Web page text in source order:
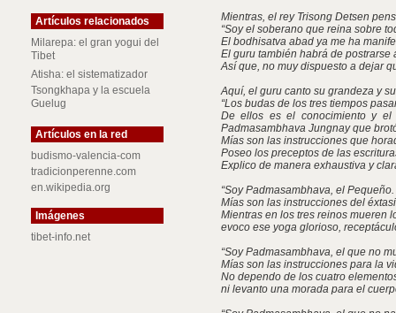
Mientras, el rey Trisong Detsen
“Soy el soberano que reina sobre
El bodhisatva abad ya me ha
El guru también habrá de postrarse
Así que, no muy dispuesto a dejar
Aquí, el guru canto su grandeza y
“Los budas de los tres tiempos
De ellos es el conocimiento y el
Padmasambhava Jungnay que
Mías son las instrucciones que
Poseo los preceptos de las
Explico de manera exhaustiva y
“Soy Padmasambhava, el Pequeño.
Mías son las instrucciones del
Mientras en los tres reinos mueren
evoco ese yoga glorioso,
“Soy Padmasambhava, el que no
Mías son las instrucciones para la
No dependo de los cuatro
ni levanto una morada para el
Artículos relacionados
Milarepa: el gran yogui del
Tibet
Atisha: el sistematizador
Tsongkhapa y la escuela
Guelug
Artículos en la red
budismo-valencia-com
tradicionperenne.com
en.wikipedia.org
Imágenes
tibet-info.net